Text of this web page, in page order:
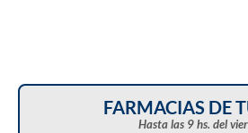
FARMACIAS DE
Hasta las 9 hs. del